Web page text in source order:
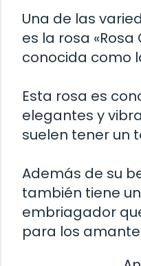
Una de las
es la rosa
conocida como
Esta rosa es
elegantes y
suelen tener un
Además de su
también tiene
embriagador
para los